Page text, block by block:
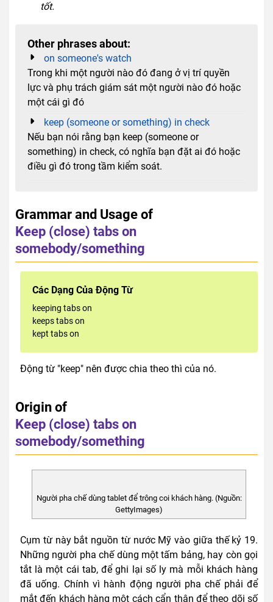
tốt.
Other phrases about:
on someone's watch
Trong khi một người nào đó đang ở vị trí quyền
lực và phụ trách giám sát một người nào đó hoặc
một cái gì đó
keep (someone or something) in check
Nếu bạn nói rằng bạn keep (someone or
something) in check, có nghĩa bạn đặt ai đó hoặc
điều gì đó trong tầm kiểm soát.
Grammar and Usage of
Keep (close) tabs on
somebody/something
Các Dạng Của Động Từ
keeping tabs on
keeps tabs on
kept tabs on
Động từ "keep" nên được chia theo thì của nó.
Origin of
Keep (close) tabs on
somebody/something
Người pha chế dùng tablet để trông coi khách hàng. (Nguồn:
GettyImages)
Cụm từ này bắt nguồn từ nước Mỹ vào giữa thế kỷ 19.
Những người pha chế dùng một tấm bảng, hay còn gọi
tắt là một cái tab, để ghi lại số ly mà mỗi khách hàng
đã uống. Chính vì hành động người pha chế phải để
mắt đến khách hàng một cách cẩn thận để theo dõi số